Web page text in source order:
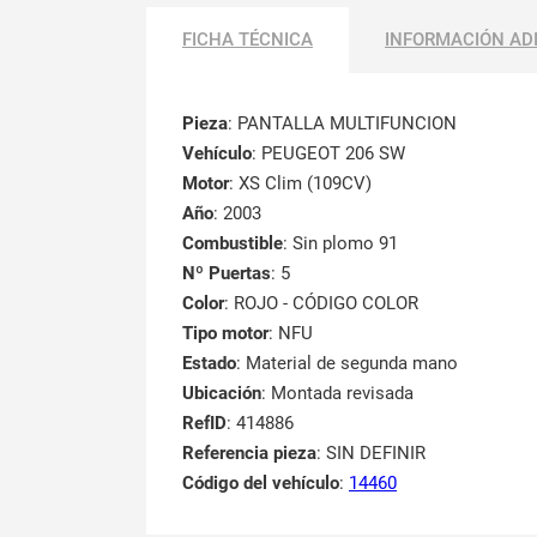
FICHA TÉCNICA INFORMACIÓN
Pieza: PANTALLA MULTIFUNCION
Vehículo: PEUGEOT 206 SW
Motor: XS Clim (109CV)
Año: 2003
Combustible: Sin plomo 91
Nº Puertas: 5
Color: ROJO - CÓDIGO COLOR
Tipo motor: NFU
Estado: Material de segunda mano
Ubicación: Montada revisada
RefID: 414886
Referencia pieza: SIN DEFINIR
Código del vehículo: 14460